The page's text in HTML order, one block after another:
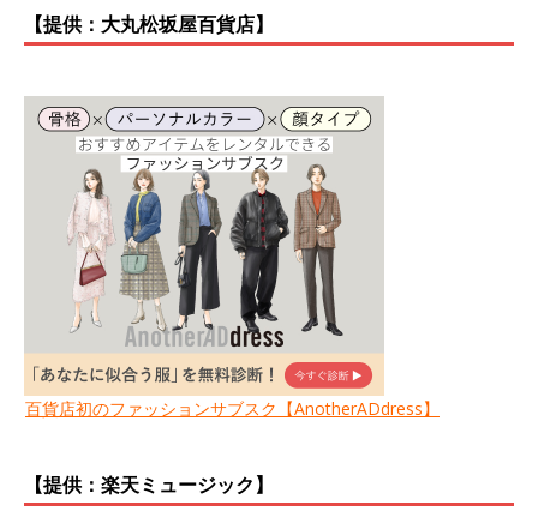
【提供：大丸松坂屋百貨店】
百貨店初のファッションサブスク【AnotherADdress】
【提供：楽天ミュージック】